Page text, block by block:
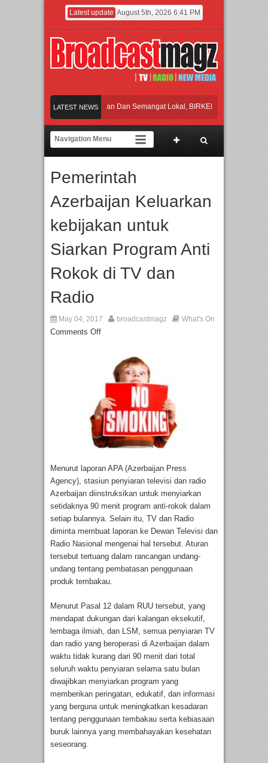
Latest update August 5th, 2026 6:41 PM
LATEST NEWS
Rayakan Perpaduan Warisan Dan Semangat Lokal, BIRKENSTOCK INDONESIA
Kolaborasi UT School, PTBA, dan Kamaju Tingkatkan Kualitas SDM melalui
Wawancara Eksklusif Pemain Sinetron Biarkan Hati Bicara, Febby Rastanty,
Rayakan Perpaduan Warisan Dan Semangat Lokal, BIRKENSTOCK INDONESIA
Pemerintah
Azerbaijan Keluarkan
kebijakan untuk
Siarkan Program Anti
Rokok di TV dan
Radio
May 04, 2017 broadcastmagz What's On
Comments Off
Menurut laporan APA (Azerbaijan Press
Agency), stasiun penyiaran televisi dan radio
Azerbaijan diinstruksikan untuk menyiarkan
setidaknya 90 menit program anti-rokok dalam
setiap bulannya. Selain itu, TV dan Radio
diminta membuat laporan ke Dewan Televisi dan
Radio Nasional mengenai hal tersebut. Aturan
tersebut tertuang dalam rancangan undang-
undang tentang pembatasan penggunaan
produk tembakau.
Menurut Pasal 12 dalam RUU tersebut, yang
mendapat dukungan dari kalangan eksekutif,
lembaga ilmiah, dan LSM, semua penyiaran TV
dan radio yang beroperasi di Azerbaijan dalam
waktu tidak kurang dari 90 menit dari total
seluruh waktu penyiaran selama satu bulan
diwajibkan menyiarkan program yang
memberikan peringatan, edukatif, dan informasi
yang berguna untuk meningkatkan kesadaran
tentang penggunaan tembakau serta kebiasaan
buruk lainnya yang membahayakan kesehatan
seseorang.